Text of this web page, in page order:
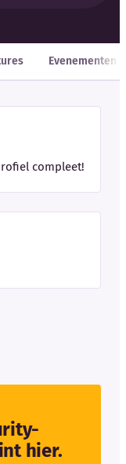
Evenementen
compleet!
hier.